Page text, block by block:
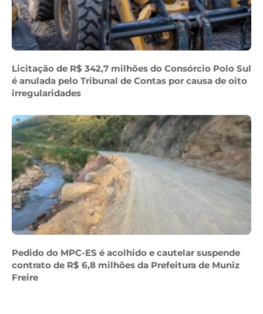
Licitação de R$ 342,7 milhões do Consórcio Polo Sul
é anulada pelo Tribunal de Contas por causa de oito
irregularidades
Pedido do MPC-ES é acolhido e cautelar suspende
contrato de R$ 6,8 milhões da Prefeitura de Muniz
Freire